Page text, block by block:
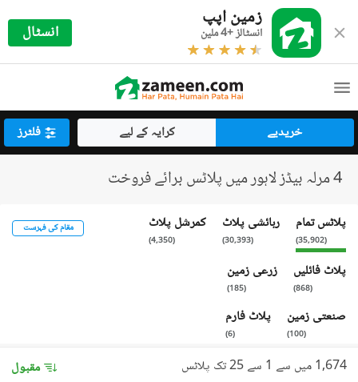
زمین اپپ
انسٹالز +4 ملین انسٹال
خریدیے کرایہ کے لیے فلٹرز
4 مرلہ بیڈز لاہور میں پلاٹس برائے فروخت
پلاٹس تمام
(
35,902
)
رہائشی پلاٹ
(
30,393
)
کمرشل پلاٹ
(
4,350
)
پلاٹ فائلیں
(
868
)
زرعی زمین
(
185
)
صنعتی زمین
(
100
)
پلاٹ فارم
(
6
)
مقام کی فہرست
1,674 میں سے 1 سے 25 تک پلاٹس مقبول